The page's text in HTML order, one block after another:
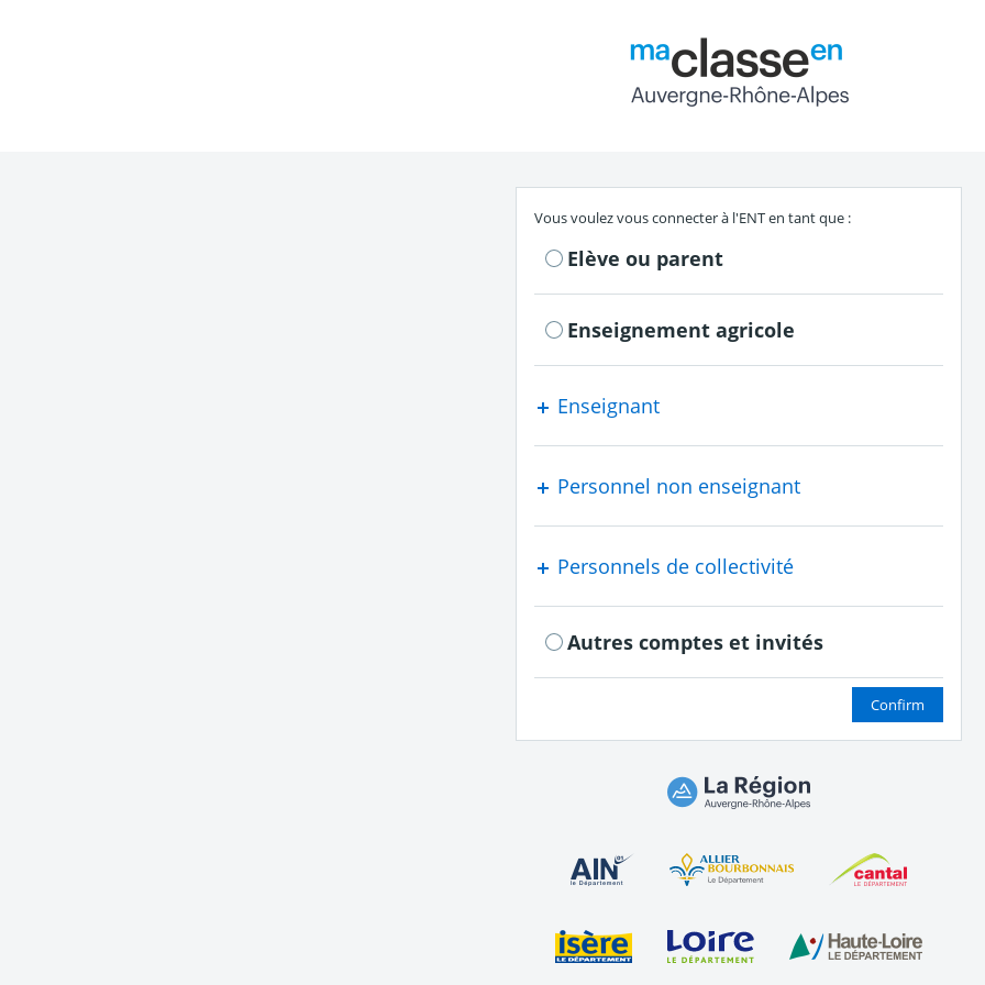
S'authentifier en tant que
Vous voulez vous connecter à l'ENT en tant que :
Elève ou parent
Enseignement agricole
Enseignant
Personnel non enseignant
Personnels de collectivité
Autres comptes et invités